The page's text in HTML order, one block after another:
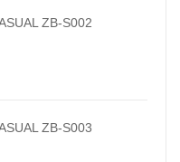
ZB-S002
ZB-S003